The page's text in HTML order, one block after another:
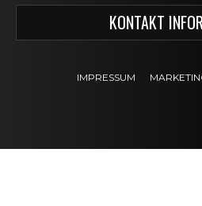
KONTAKT
IMPRESSUM